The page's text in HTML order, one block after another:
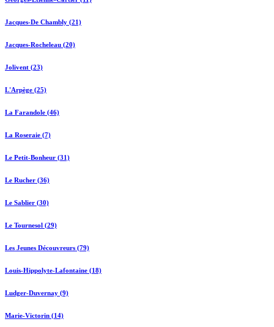
Jacques-De Chambly (21)
Jacques-Rocheleau (20)
Jolivent (23)
L'Arpège (25)
La Farandole (46)
La Roseraie (7)
Le Petit-Bonheur (31)
Le Rucher (36)
Le Sablier (30)
Le Tournesol (29)
Les Jeunes Découvreurs (79)
Louis-Hippolyte-Lafontaine (18)
Ludger-Duvernay (9)
Marie-Victorin (14)